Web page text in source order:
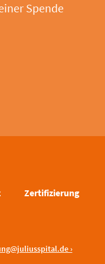
Spende
Zertifizierung
›